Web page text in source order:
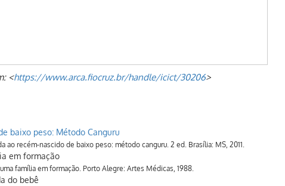
<https://www.arca.fiocruz.br/handle/icict/30206>
baixo peso: Método Canguru
ao recém-nascido de baixo peso: método canguru. 2 ed. Brasília: MS, 2011.
em formação
família em formação. Porto Alegre: Artes Médicas, 1988.
do bebê